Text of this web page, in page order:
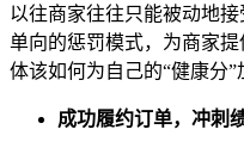
以往商家往往只能被动地
单向的惩罚模式，为商家
体该如何为自己的“健康分”
成功履约订单，冲刺